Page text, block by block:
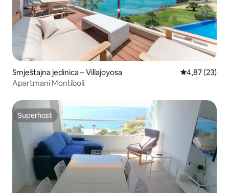
Smještajna jedinica – Villajoyosa Prosječna
4,87 (23)
Apartmani Montiboli
Superhost
Superhost